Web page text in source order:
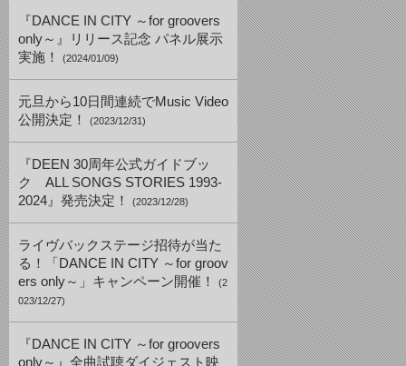
『DANCE IN CITY ～for groovers
only～』リリース記念 パネル展示
実施！
(2024/01/09)
元旦から10日間連続でMusic Video
公開決定！
(2023/12/31)
『DEEN 30周年公式ガイドブッ
ク ALL SONGS STORIES 1993-
2024』発売決定！
(2023/12/28)
ライヴバックステージ招待が当た
る！「DANCE IN CITY ～for groov
ers only～」キャンペーン開催！
(2
023/12/27)
『DANCE IN CITY ～for groovers
only～』全曲試聴ダイジェスト映